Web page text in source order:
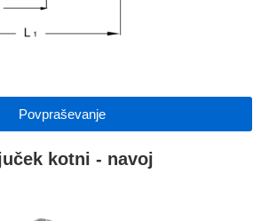
Povpraševanje
kotni - navoj